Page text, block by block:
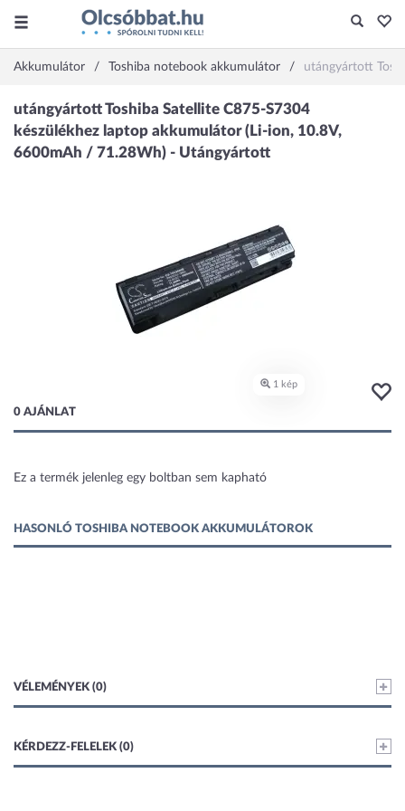
Akkumulátor Toshiba notebook akkumulátor utángyártott
0 AJÁNLAT
Ez a termék jelenleg egy boltban sem kapható
HASONLÓ TOSHIBA NOTEBOOK AKKUMULÁTOROK
VÉLEMÉNYEK (0)
KÉRDEZZ-FELELEK (0)